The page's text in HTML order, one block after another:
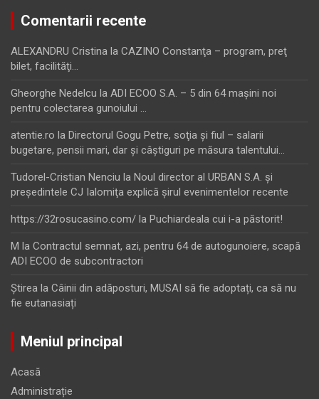
Comentarii recente
ALEXANDRU Cristina la CAZINO Constanţa – program, preţ
bilet, facilităţi…
Gheorghe Nedelcu la ADI ECOO S.A. – 5 din 64 maşini noi
pentru colectarea gunoiului …
atentie.ro la Directorul Gogu Petre, soţia şi fiul – salarii
bugetare, pensii mari, dar şi câştiguri pe măsura talentului…
Tudorel-Cristian Nenciu la Noul director al URBAN S.A. şi
preşedintele CJ Ialomiţa explică şirul evenimentelor recente
https://32rosucasino.com/ la Puchiardeala cui i-a păstorit!
M la Contractul semnat, azi, pentru 64 de autogunoiere, scapă
ADI ECOO de subcontractori
Ştirea la Câinii din adăposturi, MUSAI să fie adoptați, ca să nu
fie eutanasiați
Meniul principal
Acasă
Administrație